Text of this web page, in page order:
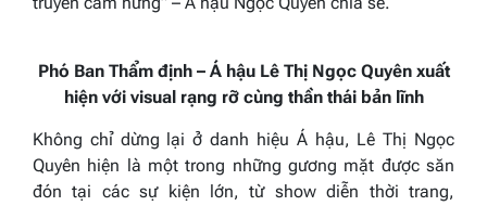
Phó Ban Thẩm định–Á hậu Lê Thị Ngọc Quyên xuất
hiện với visual rạng rỡ cùng thần thái bản lĩnh
Không chỉ dừng lại ở danh hiệu Á hậu, Lê Thị Ngọc
Quyên hiện là một trong những gương mặt được săn
đón tại các sự kiện lớn, từ show diễn thời trang,